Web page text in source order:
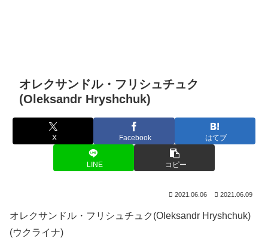
オレクサンドル・フリシュチュク
(Oleksandr Hryshchuk)
X Facebook はてブ
LINE コピー
2021.06.06 2021.06.09
オレクサンドル・フリシュチュク(Oleksandr Hryshchuk)
(ウクライナ)